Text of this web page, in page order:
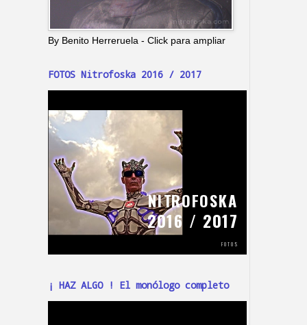
By Benito Herreruela - Click para ampliar
FOTOS Nitrofoska 2016 / 2017
¡ HAZ ALGO ! El monólogo completo